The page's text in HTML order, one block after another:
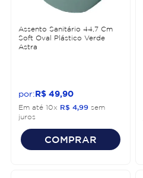
Assento Sanitário 44,7 Cm
Soft Oval Plástico Verde
Astra
R$ 49 90
Em até 10x R$ 4,99 sem
juros
COMPRAR